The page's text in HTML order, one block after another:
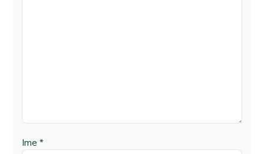
Ime *